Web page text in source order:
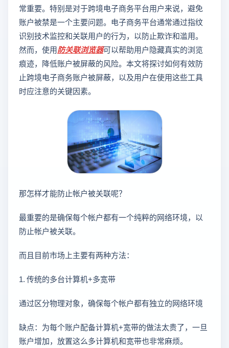
常重要。特别是对于跨境电子商务平台用户来说，避免
账户被禁是一个主要问题。电子商务平台通常通过指纹
识别技术监控和关联用户的行为，以防止欺诈和滥用。
然而，使用防关联浏览器可以帮助用户隐藏真实的浏览
痕迹，降低账户被屏蔽的风险。本文将探讨如何有效防
止跨境电子商务账户被屏蔽，以及用户在使用这些工具
时应注意的关键因素。
那怎样才能防止帐户被关联呢？
最重要的是确保每个帐户都有一个纯粹的网络环境，以
防止帐户被关联。
而且目前市场上主要有两种方法：
1. 传统的多台计算机+多宽带
通过区分物理对象，确保每个帐户都有独立的网络环境
缺点：为每个账户配备计算机+宽带的做法太贵了，一旦
账户增加，放置这么多计算机和宽带也非常麻烦。